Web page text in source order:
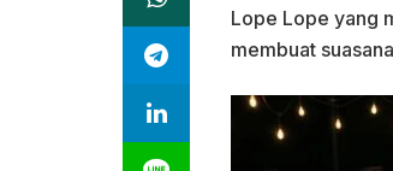
Lope Lope yang
membuat